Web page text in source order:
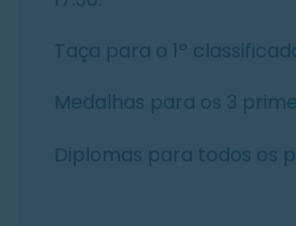
Taça para o 1º
Medalhas para os 3
Diplomas para todos os